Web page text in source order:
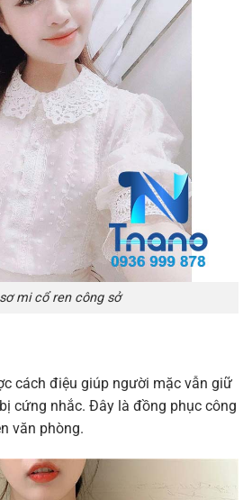
mi cổ ren công sở
cách điệu giúp người mặc vẫn giữ
cứng nhắc. Đây là đồng phục công
văn phòng.